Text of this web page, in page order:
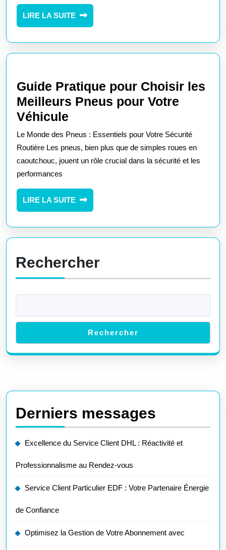
et
Garanties
LIRE LA SUITE
LIRE
LA
Guide Pratique pour Choisir les
Meilleurs Pneus pour Votre
Véhicule
Pratique
pour
Choisir
Meilleurs
Pneus
Votre
Le Monde des Pneus : Essentiels pour Votre Sécurité
Routière Les pneus, bien plus que de simples roues en
caoutchouc, jouent un rôle crucial dans la sécurité et les
performances
LIRE LA SUITE
LIRE
LA
Rechercher
Rechercher
Derniers messages
Excellence du Service Client DHL : Réactivité et
Professionnalisme au Rendez-vous
Service Client Particulier EDF : Votre Partenaire Énergie
de Confiance
Optimisez la Gestion de Votre Abonnement avec